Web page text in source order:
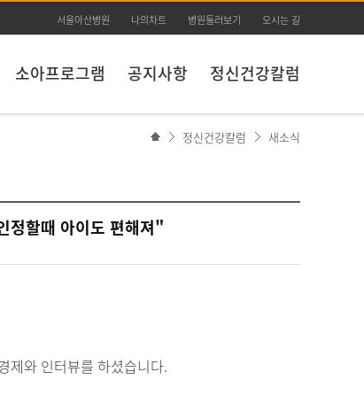
서울아산병원 나의차트 병원둘러보기 오시는 길
소아프로그램 공지사항 정신건강칼럼
정신건강칼럼 새소식
할때 아이도 편해져"
제와 인터뷰를 하셨습니다.